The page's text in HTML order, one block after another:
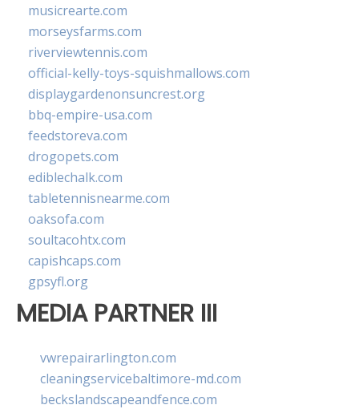
musicrearte.com
morseysfarms.com
riverviewtennis.com
official-kelly-toys-squishmallows.com
displaygardenonsuncrest.org
bbq-empire-usa.com
feedstoreva.com
drogopets.com
ediblechalk.com
tabletennisnearme.com
oaksofa.com
soultacohtx.com
capishcaps.com
gpsyfl.org
MEDIA PARTNER III
vwrepairarlington.com
cleaningservicebaltimore-md.com
beckslandscapeandfence.com